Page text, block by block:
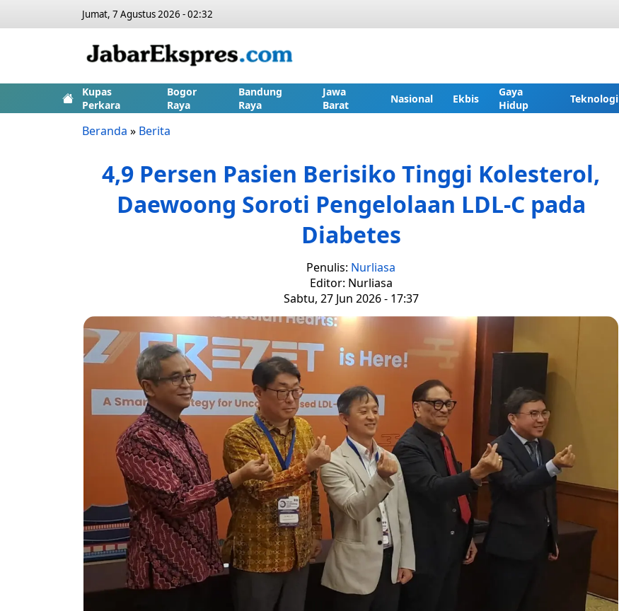
Jumat, 7 Agustus 2026 - 02:32
Kupas
Perkara
Bogor
Raya
Bandung
Raya
Jawa
Barat
Nasional Ekbis
Gaya
Hidup
Teknologi
Beranda » Berita
4,9 Persen Pasien Berisiko Tinggi Kolesterol,
Daewoong Soroti Pengelolaan LDL-C pada
Diabetes
Penulis: Nurliasa
Editor: Nurliasa
Sabtu, 27 Jun 2026 - 17:37